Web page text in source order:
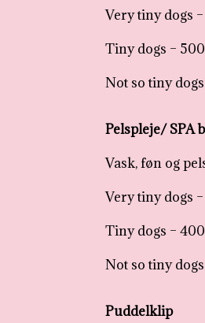
Very tiny dogs
Tiny dogs –
Not so tiny
Pelspleje/ SPA
Vask, føn og
Very tiny dogs
Tiny dogs –
Not so tiny
Puddelklip